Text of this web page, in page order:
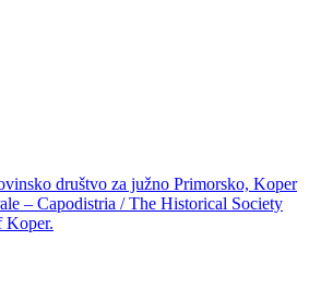
društvo za južno Primorsko, Koper
– Capodistria / The Historical Society
Koper.